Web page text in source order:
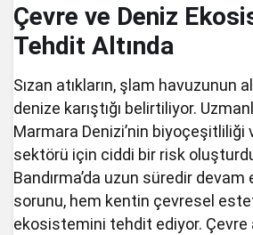
Çevre ve Deniz
Tehdit Altında
Sızan atıkların, şlam havuzunun
denize karıştığı belirtiliyor.
Marmara Denizi’nin biyoçeşitliliği
sektörü için ciddi bir risk
Bandırma’da uzun süredir devam
sorunu, hem kentin çevresel
ekosistemini tehdit ediyor.